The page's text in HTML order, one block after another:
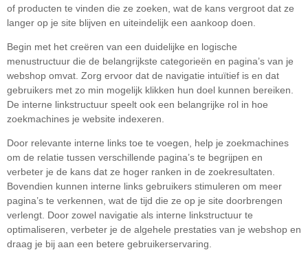
of producten te vinden die ze zoeken, wat de kans vergroot dat ze
langer op je site blijven en uiteindelijk een aankoop doen.
Begin met het creëren van een duidelijke en logische
menustructuur die de belangrijkste categorieën en pagina’s van je
webshop omvat. Zorg ervoor dat de navigatie intuïtief is en dat
gebruikers met zo min mogelijk klikken hun doel kunnen bereiken.
De interne linkstructuur speelt ook een belangrijke rol in hoe
zoekmachines je website indexeren.
Door relevante interne links toe te voegen, help je zoekmachines
om de relatie tussen verschillende pagina’s te begrijpen en
verbeter je de kans dat ze hoger ranken in de zoekresultaten.
Bovendien kunnen interne links gebruikers stimuleren om meer
pagina’s te verkennen, wat de tijd die ze op je site doorbrengen
verlengt. Door zowel navigatie als interne linkstructuur te
optimaliseren, verbeter je de algehele prestaties van je webshop en
draag je bij aan een betere gebruikerservaring.